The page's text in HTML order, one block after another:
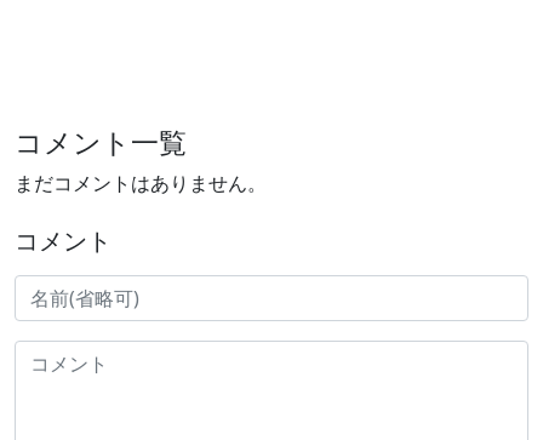
コメント一覧
まだコメントはありません。
コメント